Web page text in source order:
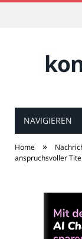
NAVIGIEREN
Home »
anspruchsvoller